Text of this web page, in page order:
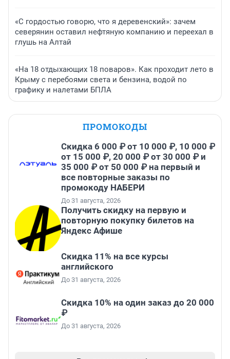
«С гордостью говорю, что я деревенский»: зачем
северянин оставил нефтяную компанию и переехал в
глушь на Алтай
«На 18 отдыхающих 18 поваров». Как проходит лето в
Крыму с перебоями света и бензина, водой по
графику и налетами БПЛА
ПРОМОКОДЫ
Скидка 6 000 ₽ от 10 000 ₽, 10 000 ₽
от 15 000 ₽, 20 000 ₽ от 30 000 ₽ и
35 000 ₽ от 50 000 ₽ на первый и
все повторные заказы по
промокоду НАБЕРИ
До 31 августа, 2026
Получить скидку на первую и
повторную покупку билетов на
Яндекс Афише
Скидка 11% на все курсы
английского
До 31 августа, 2026
Скидка 10% на один заказ до 20 000
₽
До 31 августа, 2026